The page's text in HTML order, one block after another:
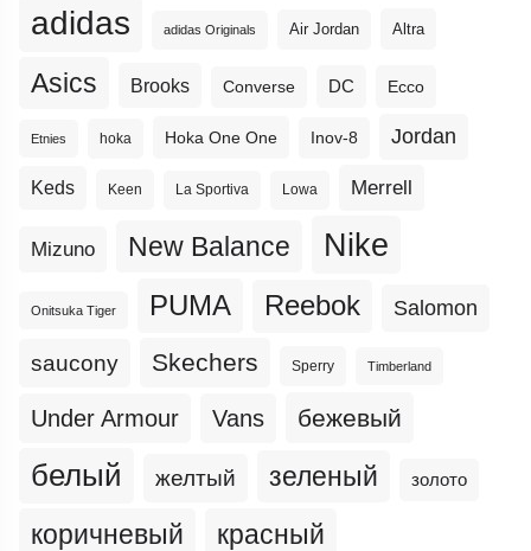
adidas adidas Originals Air Jordan Altra
Asics Brooks Converse DC Ecco
Etnies hoka Hoka One One Inov-8 Jordan
Keds Keen La Sportiva Lowa Merrell
Mizuno New Balance Nike
Onitsuka Tiger PUMA Reebok Salomon
saucony Skechers Sperry Timberland
Under Armour Vans бежевый
белый желтый зеленый золото
коричневый красный